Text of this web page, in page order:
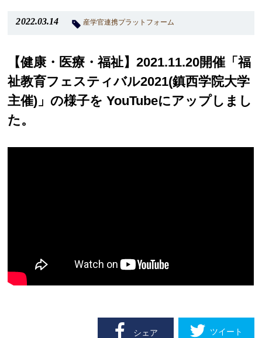
2022.03.14 産学官連携プラットフォーム
【健康・医療・福祉】2021.11.20開催「福
祉教育フェスティバル2021(鎮西学院大学
主催)」の様子を YouTubeにアップしまし
た。
シェア ツイート